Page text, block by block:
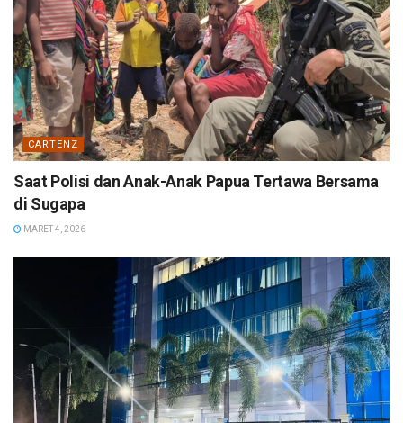
CARTENZ
Saat Polisi dan Anak-Anak Papua Tertawa Bersama
di Sugapa
MARET 4, 2026